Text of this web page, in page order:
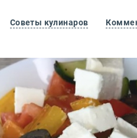
Советы кулинаров